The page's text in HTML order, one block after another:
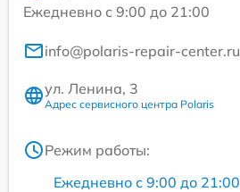
Ежедневно с 9:00 до 21:00
info@polaris-repair-center.ru
ул. Ленина, 3
Адрес сервисного центра Polaris
Режим работы:
Ежедневно с 9:00 до 21:00